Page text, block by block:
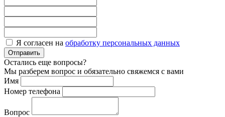
Я согласен на обработку персональных данных
Отправить
Остались еще вопросы?
Мы разберем вопрос и обязательно свяжемся с вами
Имя
Номер телефона
Вопрос